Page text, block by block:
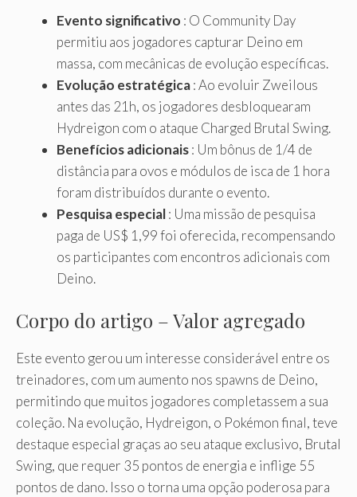
Evento significativo : O Community Day
permitiu aos jogadores capturar Deino em
massa, com mecânicas de evolução específicas.
Evolução estratégica: Ao evoluir Zweilous
antes das 21h, os jogadores desbloquearam
Hydreigon com o ataque Charged Brutal Swing.
Benefícios adicionais: Um bônus de 1/4 de
distância para ovos e módulos de isca de 1 hora
foram distribuídos durante o evento.
Pesquisa especial: Uma missão de pesquisa
paga de US$ 1,99 foi oferecida, recompensando
os participantes com encontros adicionais com
Deino.
Corpo do artigo – Valor agregado
Este evento gerou um interesse considerável entre os
treinadores, com um aumento nos spawns de Deino,
permitindo que muitos jogadores completassem a sua
coleção. Na evolução, Hydreigon, o Pokémon final, teve
destaque especial graças ao seu ataque exclusivo, Brutal
Swing, que requer 35 pontos de energia e inflige 55
pontos de dano. Isso o torna uma opção poderosa para